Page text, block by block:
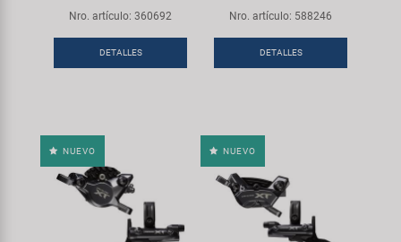
Nro. artículo: 360692
DETALLES
Nro. artículo: 588246
DETALLES
NUEVO NUEVO